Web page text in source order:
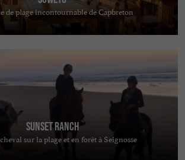
de plage incontournable de Capbreton
Sunset Ranch
sur la plage et en forêt à Seignosse